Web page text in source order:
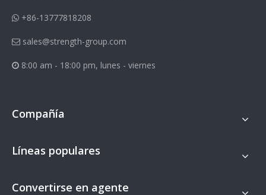
 +86-13777818208
 sales@strength-group.com
 8:00 am - 18:00 pm, lunes - viernes
Compañía
Líneas populares
Convertirse en agente